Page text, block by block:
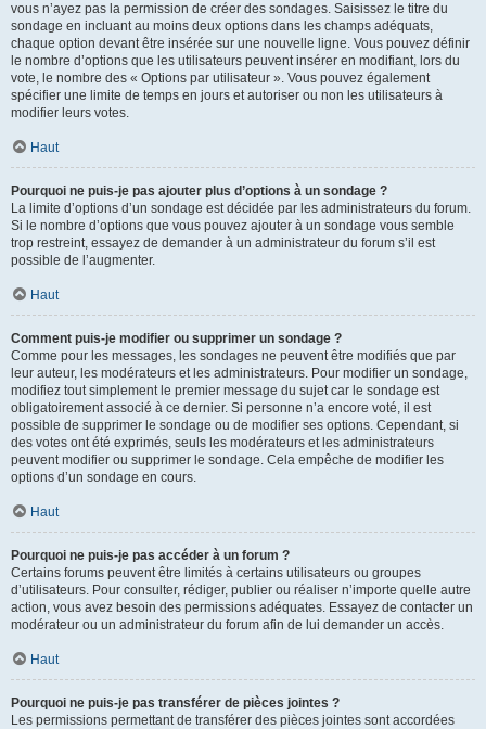
vous n’ayez pas la permission de créer des sondages. Saisissez le titre du
sondage en incluant au moins deux options dans les champs adéquats,
chaque option devant être insérée sur une nouvelle ligne. Vous pouvez définir
le nombre d’options que les utilisateurs peuvent insérer en modifiant, lors du
vote, le nombre des « Options par utilisateur ». Vous pouvez également
spécifier une limite de temps en jours et autoriser ou non les utilisateurs à
modifier leurs votes.
Haut
Pourquoi ne puis-je pas ajouter plus d’options à un sondage ?
La limite d’options d’un sondage est décidée par les administrateurs du forum.
Si le nombre d’options que vous pouvez ajouter à un sondage vous semble
trop restreint, essayez de demander à un administrateur du forum s’il est
possible de l’augmenter.
Haut
Comment puis-je modifier ou supprimer un sondage ?
Comme pour les messages, les sondages ne peuvent être modifiés que par
leur auteur, les modérateurs et les administrateurs. Pour modifier un sondage,
modifiez tout simplement le premier message du sujet car le sondage est
obligatoirement associé à ce dernier. Si personne n’a encore voté, il est
possible de supprimer le sondage ou de modifier ses options. Cependant, si
des votes ont été exprimés, seuls les modérateurs et les administrateurs
peuvent modifier ou supprimer le sondage. Cela empêche de modifier les
options d’un sondage en cours.
Haut
Pourquoi ne puis-je pas accéder à un forum ?
Certains forums peuvent être limités à certains utilisateurs ou groupes
d’utilisateurs. Pour consulter, rédiger, publier ou réaliser n’importe quelle autre
action, vous avez besoin des permissions adéquates. Essayez de contacter un
modérateur ou un administrateur du forum afin de lui demander un accès.
Haut
Pourquoi ne puis-je pas transférer de pièces jointes ?
Les permissions permettant de transférer des pièces jointes sont accordées